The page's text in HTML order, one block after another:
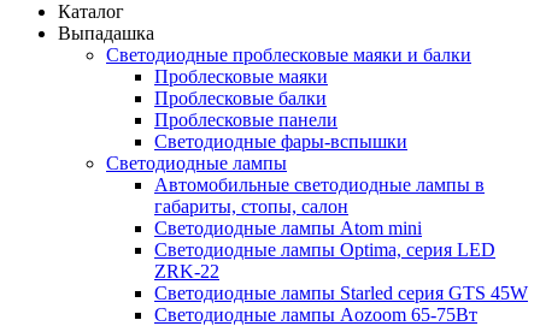
Каталог
Выпадашка
Светодиодные проблесковые маяки и балки
Проблесковые маяки
Проблесковые балки
Проблесковые панели
Светодиодные фары-вспышки
Светодиодные лампы
Автомобильные светодиодные лампы в
габариты, стопы, салон
Светодиодные лампы Atom mini
Светодиодные лампы Optima, серия LED
ZRK-22
Светодиодные лампы Starled серия GTS 45W
Светодиодные лампы Aozoom 65-75Вт